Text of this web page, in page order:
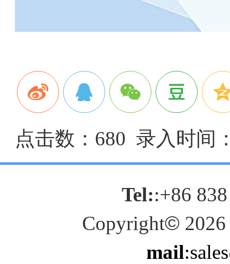
点击数：680 录入时间
Tel::+86
Copyright© 2026
mail